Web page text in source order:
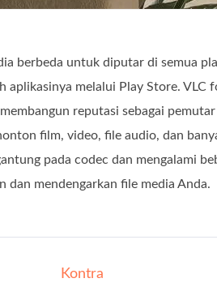
berbeda untuk diputar di semua
aplikasinya melalui Play Store. VLC
reputasi sebagai
film, video, file audio, dan
pada codec dan mengalami
mendengarkan file media Anda.
Kontra